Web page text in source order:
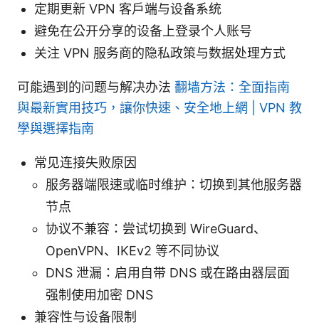
定期更新 VPN 客户端与设备系统
避免在公开分享的设备上登录个人账号
关注 VPN 服务商的隐私政策与数据处理方式
可能遇到的问题与解决办法 翻墙方法：全面指南
與最新實用技巧，讓你快速、安全地上網 | VPN 教
學與選擇指南
常见连接失败原因
服务器端限速或临时维护：切换到其他服务器
节点
协议不兼容：尝试切换到 WireGuard、
OpenVPN、IKEv2 等不同协议
DNS 泄漏：启用自带 DNS 或在路由器层面
强制使用加密 DNS
兼容性与设备限制